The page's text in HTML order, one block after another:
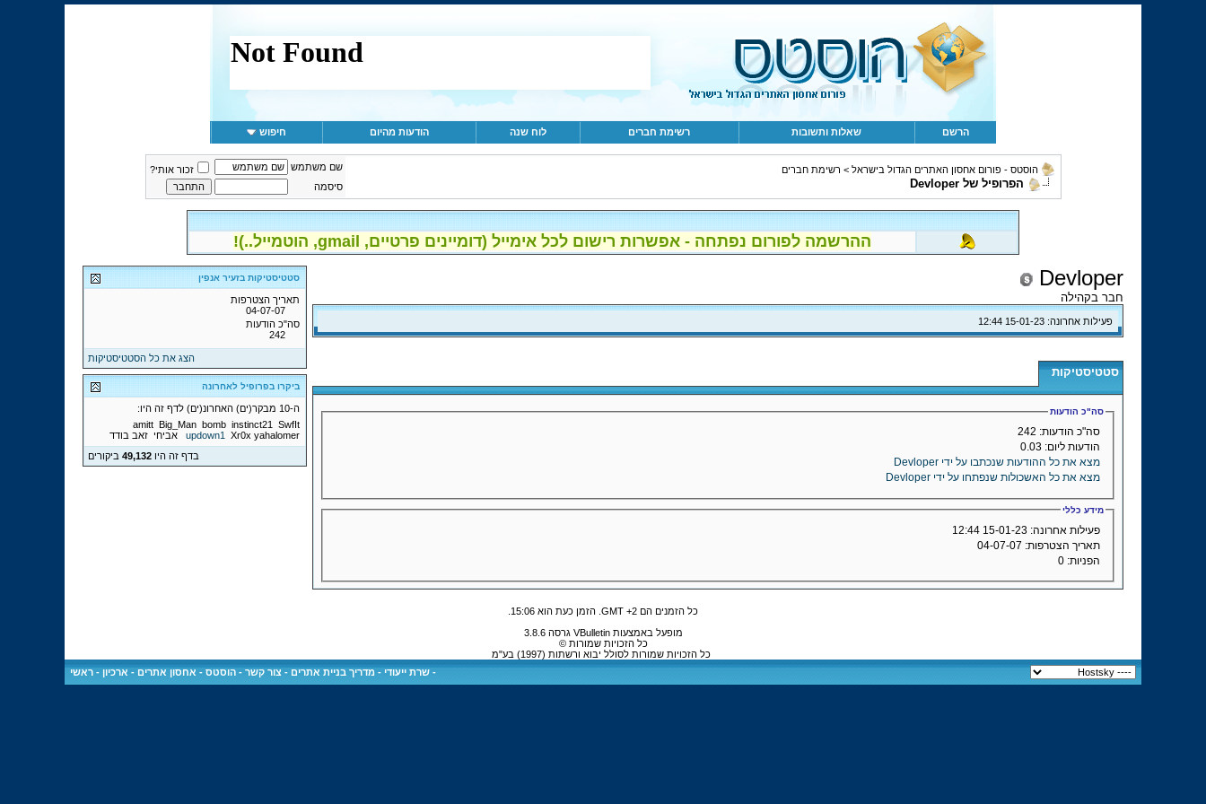
הרשם שאלות ותשובות רשימת חברים לוח שנה הודעות מהיום חיפוש
הוסטס - פורום אחסון האתרים הגדול בישראל > רשימת חברים
הפרופיל של Devloper
שם משתמש
זכור אותי?
סיסמה
ההרשמה לפורום נפתחה - אפשרות רישום לכל אימייל (דומיינים פרטיים, gmail, הוטמייל..)!
Devloper
חבר בקהילה
פעילות אחרונה: 12:44
סטטיסטיקות
סה"כ הודעות
סה"כ הודעות:
הודעות ליום:
מצא את כל ההודעות שנכתבו על ידי Devloper
מצא את כל האשכולות שנפתחו על ידי Devloper
מידע כללי
פעילות אחרונה:
12:44
תאריך הצטרפות:
הפניות:
סטטיסטיקות בזעיר אנפין
תאריך הצטרפות
04-07-07
סה"כ הודעות
242
הצג את כל הסטטיסטיקות
ביקרו בפרופיל לאחרונה
ה-10 מבקר(ים) האחרונ(ים) לדף זה היו:
amitt Big_Man bomb instinct21
SwfIt
updown1
Xr0x yahalomer אביחי
זאב בודד
בדף זה היו49,132 ביקורים
כל הזמנים הם GMT +2. הזמן כעת הוא 15:06
.
מופעל באמצעות VBulletin גרסה 3.8.6
כל הזכויות שמורות ©
כל הזכויות שמורות לסולל יבוא ורשתות (1997) בע"מ
- שרת ייעודי - מדריך בניית אתרים - צור קשר - הוסטס - אחסון אתרים - ארכיון - ראשי